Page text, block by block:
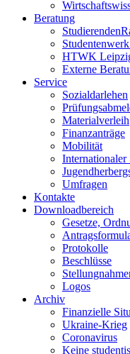
Beratung
HTWK
Externe
Service
Sozialdarlehen
Materialverleih
Finanzanträge
Mobilität
Internationaler
Umfragen
Kontakte
Downloadbereich
Gesetze,
Protokolle
Beschlüsse
Logos
Archiv
Finanzielle
Ukraine-Krieg
Coronavirus
Keine